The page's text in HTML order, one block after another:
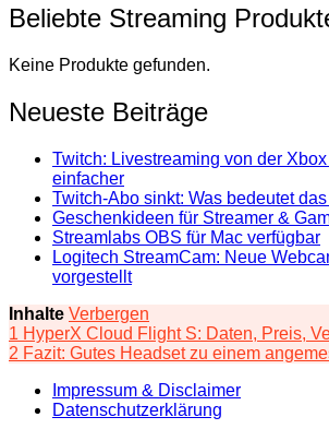
Beliebte Streaming
Keine Produkte gefunden.
Neueste Beiträge
Twitch: Livestreaming von der
einfacher
Twitch-Abo sinkt: Was bedeutet
Geschenkideen für Streamer &
Streamlabs OBS für Mac verfügbar
Logitech StreamCam: Neue
vorgestellt
Inhalte Verbergen
1 HyperX Cloud Flight S: Daten, Preis,
2 Fazit: Gutes Headset zu einem
Impressum & Disclaimer
Datenschutzerklärung